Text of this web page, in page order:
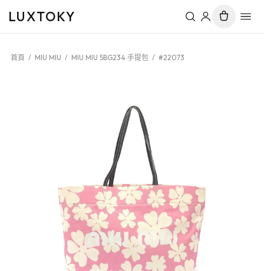
LUXTOKY
首頁 / MIU MIU / MIU MIU 5BG234 手提包 / #22073